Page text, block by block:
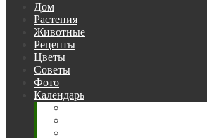
Дом
Растения
Животные
Рецепты
Цветы
Советы
Фото
Календарь